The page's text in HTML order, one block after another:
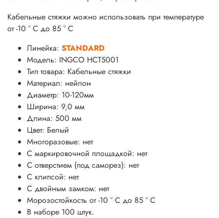
Кабельные стяжки можно использовать при температуре
от -10 ° С до 85 ° С
Линейка: STANDARD
Модель: INGCO HCT5001
Тип товара: Кабельные стяжки
Материал: нейлон
Диаметр: 10-120мм
Ширина: 9,0 мм
Длина: 500 мм
Цвет: Белый
Многоразовые: нет
С маркировочной площадкой: нет
С отверстием (под саморез): нет
С клипсой: нет
С двойным замком: нет
Морозостойкость от -10 ° С до 85 ° С
В наборе 100 штук.